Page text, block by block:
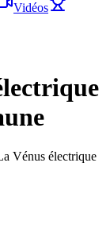
Vidéos
Vénus électrique